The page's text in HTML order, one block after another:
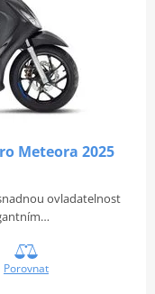
Meteora 2025
ovladatelnost
Porovnat